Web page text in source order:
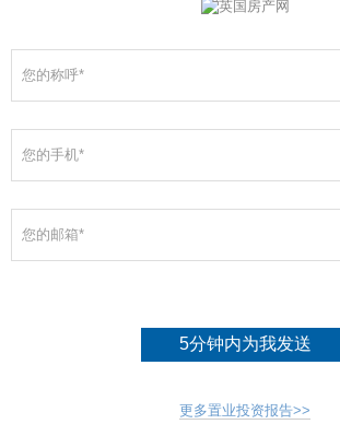
5分钟内为我发送
更多置业投资报告>>